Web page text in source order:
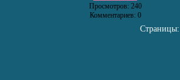
Просмотров: 240
Комментариев: 0
Страницы: